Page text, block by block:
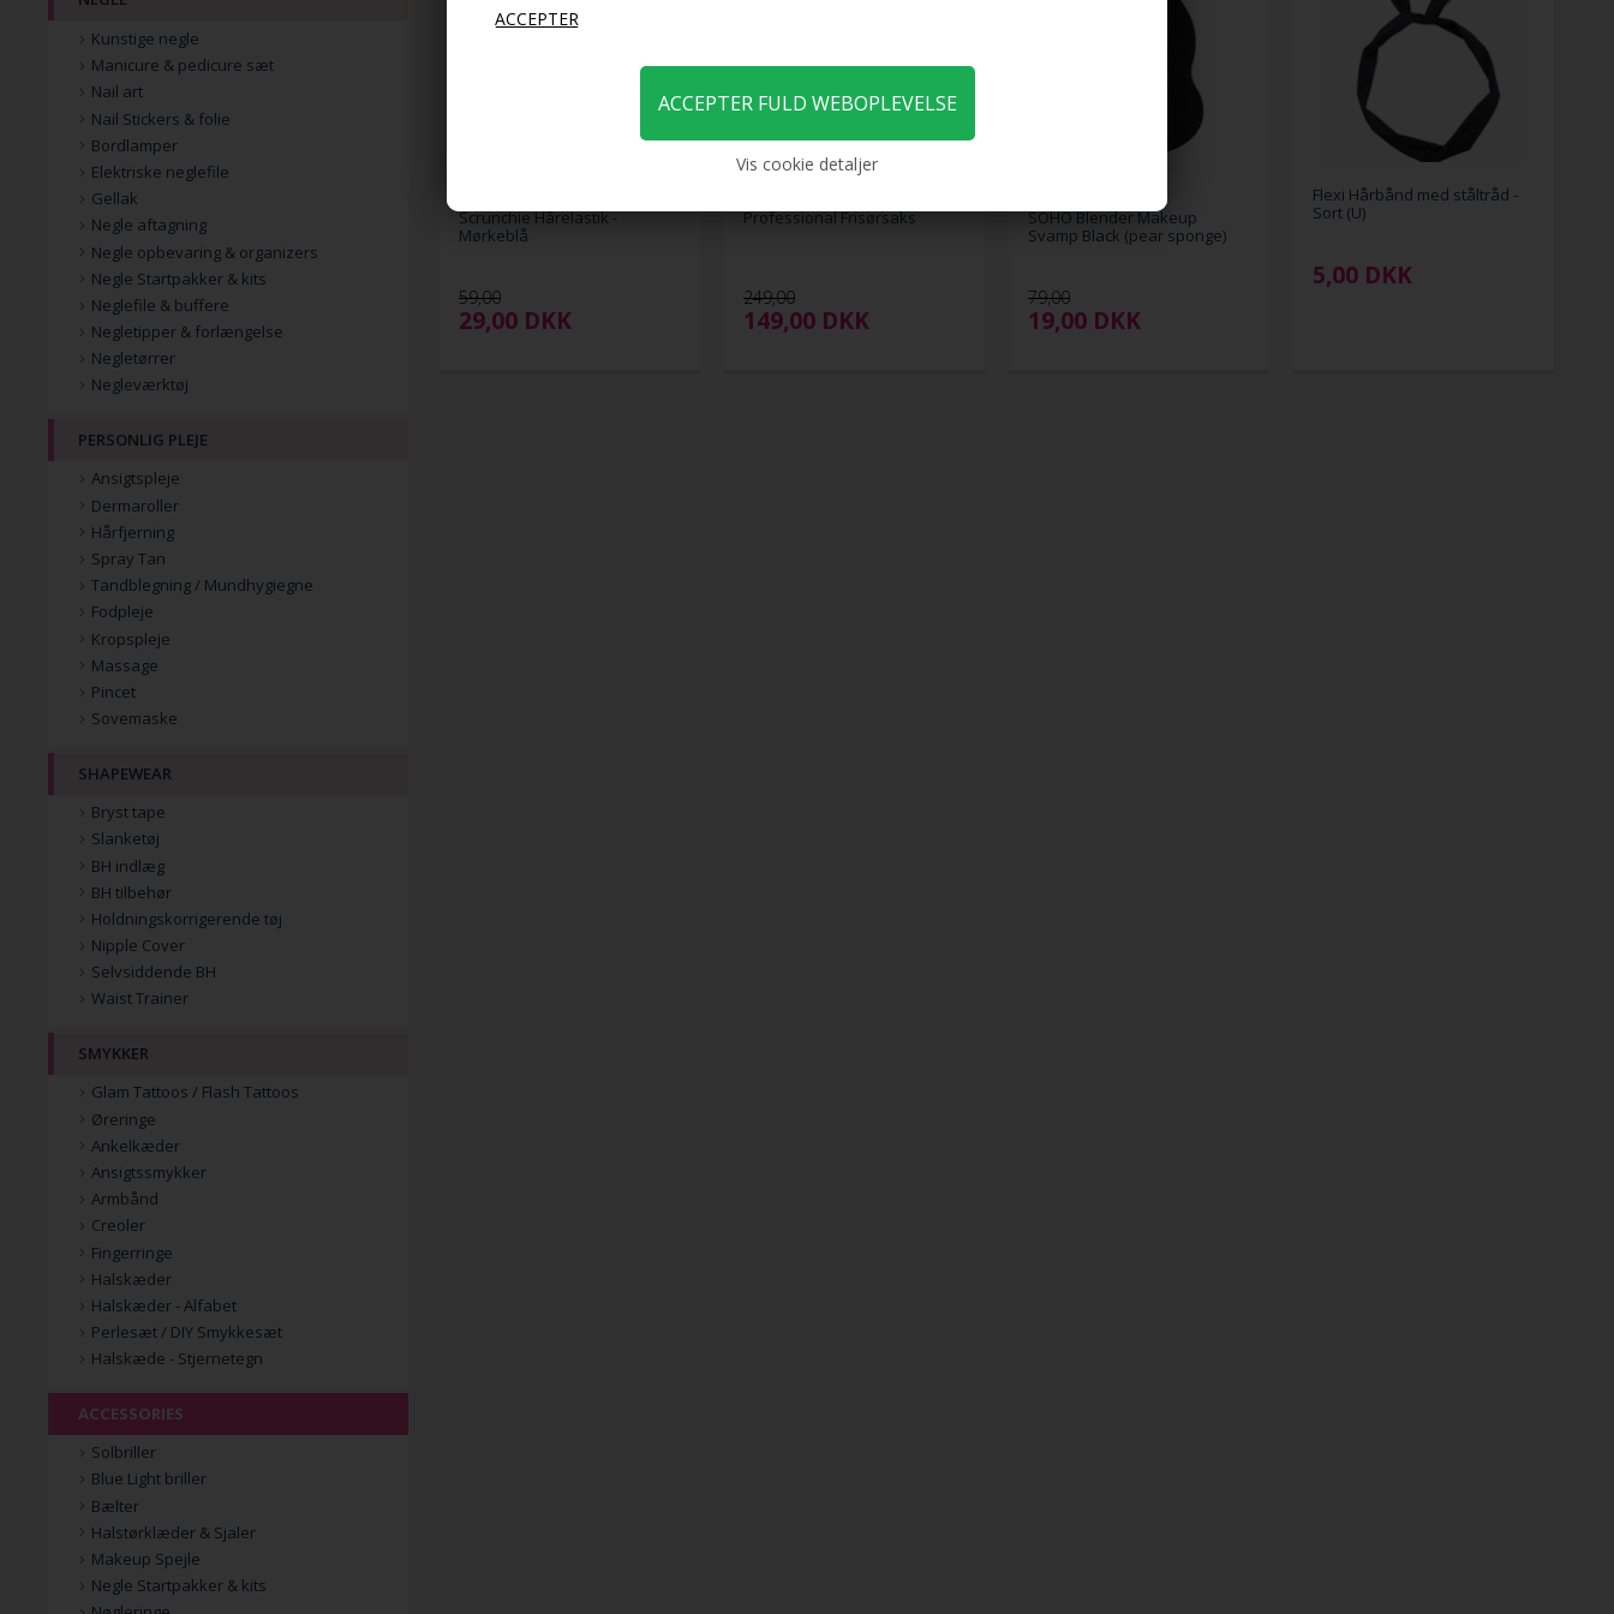
Vis cookie detaljer
Scrunchie Hårelastik -
Mørkeblå
59,00
29,00 DKK
Professional Frisørsaks
249,00
149,00 DKK
SOHO Blender Makeup
Svamp Black (pear sponge)
79,00
19,00 DKK
Flexi Hårbånd med ståltråd -
Sort (U)
5,00 DKK
Kunstige negle
Manicure & pedicure sæt
Nail art
Nail Stickers & folie
Bordlamper
Elektriske neglefile
Gellak
Negle aftagning
Negle opbevaring & organizers
Negle Startpakker & kits
Neglefile & buffere
Negletipper & forlængelse
Negletørrer
Negleværktøj
PERSONLIG PLEJE
Ansigtspleje
Dermaroller
Hårfjerning
Spray Tan
Tandblegning / Mundhygiegne
Fodpleje
Kropspleje
Massage
Pincet
Sovemaske
SHAPEWEAR
Bryst tape
Slanketøj
BH indlæg
BH tilbehør
Holdningskorrigerende tøj
Nipple Cover
Selvsiddende BH
Waist Trainer
SMYKKER
Glam Tattoos / Flash Tattoos
Øreringe
Ankelkæder
Ansigtssmykker
Armbånd
Creoler
Fingerringe
Halskæder
Halskæder - Alfabet
Perlesæt / DIY Smykkesæt
Halskæde - Stjernetegn
ACCESSORIES
Solbriller
Blue Light briller
Bælter
Halstørklæder & Sjaler
Makeup Spejle
Negle Startpakker & kits